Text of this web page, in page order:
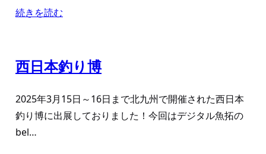
続きを読む
西日本釣り博
2025年3月15日～16日まで北九州で開催された西日本
釣り博に出展しておりました！今回はデジタル魚拓の
bel…